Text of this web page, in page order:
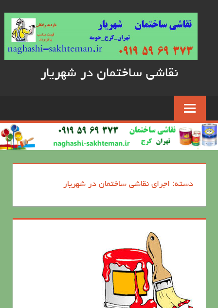
نقاشی ساختمان در شهریار
دسته: اجرای نقاشی ساختمان در شهریار